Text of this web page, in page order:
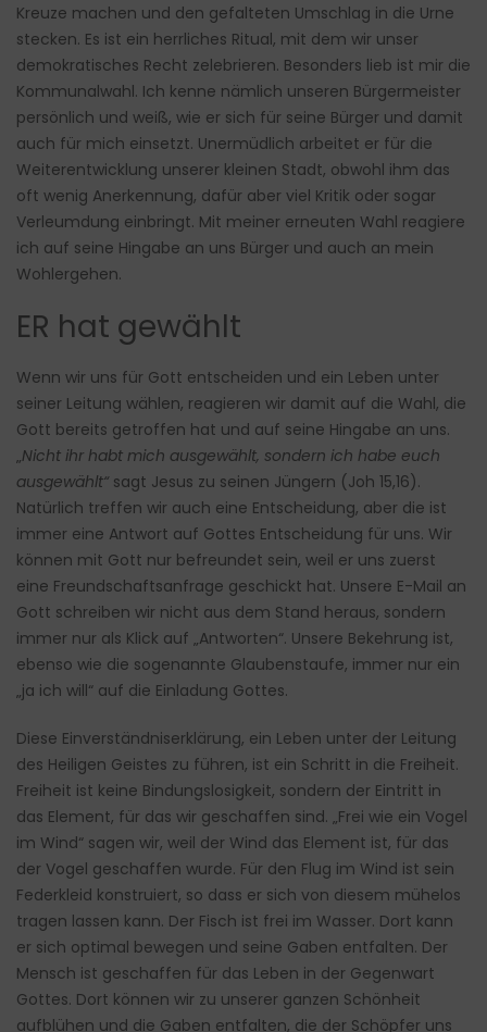
Kreuze machen und den gefalteten Umschlag in die Urne
stecken. Es ist ein herrliches Ritual, mit dem wir unser
demokratisches Recht zelebrieren. Besonders lieb ist mir die
Kommunalwahl. Ich kenne nämlich unseren Bürgermeister
persönlich und weiß, wie er sich für seine Bürger und damit
auch für mich einsetzt. Unermüdlich arbeitet er für die
Weiterentwicklung unserer kleinen Stadt, obwohl ihm das
oft wenig Anerkennung, dafür aber viel Kritik oder sogar
Verleumdung einbringt. Mit meiner erneuten Wahl reagiere
ich auf seine Hingabe an uns Bürger und auch an mein
Wohlergehen.
ER hat gewählt
Wenn wir uns für Gott entscheiden und ein Leben unter
seiner Leitung wählen, reagieren wir damit auf die Wahl, die
Gott bereits getroffen hat und auf seine Hingabe an uns.
„Nicht ihr habt mich ausgewählt, sondern ich habe euch
ausgewählt“ sagt Jesus zu seinen Jüngern (Joh 15,16).
Natürlich treffen wir auch eine Entscheidung, aber die ist
immer eine Antwort auf Gottes Entscheidung für uns. Wir
können mit Gott nur befreundet sein, weil er uns zuerst
eine Freundschaftsanfrage geschickt hat. Unsere E-Mail an
Gott schreiben wir nicht aus dem Stand heraus, sondern
immer nur als Klick auf „Antworten“. Unsere Bekehrung ist,
ebenso wie die sogenannte Glaubenstaufe, immer nur ein
„ja ich will“ auf die Einladung Gottes.
Diese Einverständniserklärung, ein Leben unter der Leitung
des Heiligen Geistes zu führen, ist ein Schritt in die Freiheit.
Freiheit ist keine Bindungslosigkeit, sondern der Eintritt in
das Element, für das wir geschaffen sind. „Frei wie ein Vogel
im Wind“ sagen wir, weil der Wind das Element ist, für das
der Vogel geschaffen wurde. Für den Flug im Wind ist sein
Federkleid konstruiert, so dass er sich von diesem mühelos
tragen lassen kann. Der Fisch ist frei im Wasser. Dort kann
er sich optimal bewegen und seine Gaben entfalten. Der
Mensch ist geschaffen für das Leben in der Gegenwart
Gottes. Dort können wir zu unserer ganzen Schönheit
aufblühen und die Gaben entfalten, die der Schöpfer uns